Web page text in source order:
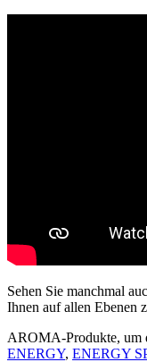
Sehen Sie manchmal
Ihnen auf allen Ebenen
AROMA-Produkte, um
ENERGY, ENERGY